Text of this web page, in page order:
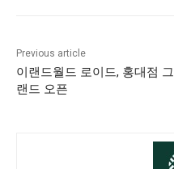
Previous article
이랜드월드 로이드, 홍대점 그
랜드 오픈